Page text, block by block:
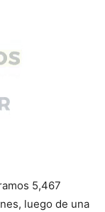
5,467
luego de una